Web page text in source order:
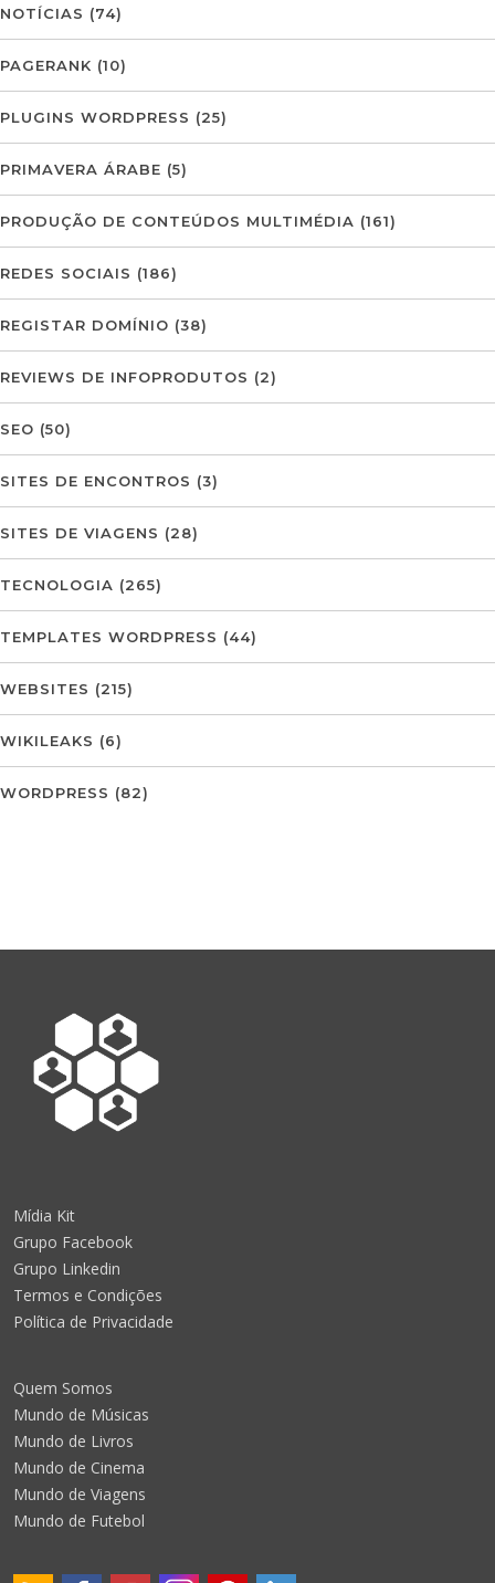
NOTÍCIAS (74)
PAGERANK (10)
PLUGINS WORDPRESS (25)
PRIMAVERA ÁRABE (5)
PRODUÇÃO DE CONTEÚDOS MULTIMÉDIA (161)
REDES SOCIAIS (186)
REGISTAR DOMÍNIO (38)
REVIEWS DE INFOPRODUTOS (2)
SEO (50)
SITES DE ENCONTROS (3)
SITES DE VIAGENS (28)
TECNOLOGIA (265)
TEMPLATES WORDPRESS (44)
WEBSITES (215)
WIKILEAKS (6)
WORDPRESS (82)
Mídia Kit
Grupo Facebook
Grupo Linkedin
Termos e Condições
Política de Privacidade
Quem Somos
Mundo de Músicas
Mundo de Livros
Mundo de Cinema
Mundo de Viagens
Mundo de Futebol